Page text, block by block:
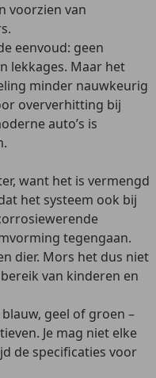
voorzien van
eenvoud: geen
lekkages. Maar het
minder nauwkeurig
oververhitting bij
auto’s is
, want het is vermengd
het systeem ook bij
tegengaan.
dier. Mors het dus niet
van kinderen en
geel of groen –
Je mag niet elke
de specificaties voor